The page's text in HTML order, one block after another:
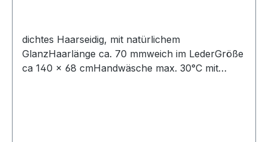
dichtes Haarseidig, mit natürlichem
GlanzHaarlänge ca. 70 mmweich im LederGröße
ca 140 × 68 cmHandwäsche max. 30°C mit